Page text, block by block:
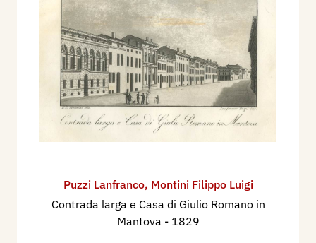
Puzzi Lanfranco, Montini Filippo Luigi
Contrada larga e Casa di Giulio Romano in
Mantova - 1829